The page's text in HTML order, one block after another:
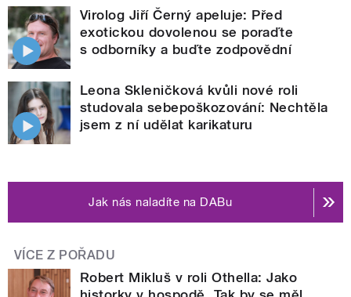
Virolog Jiří Černý apeluje: Před
exotickou dovolenou se poraďte
s odborníky a buďte zodpovědní
Leona Skleničková kvůli nové roli
studovala sebepoškozování: Nechtěla
jsem z ní udělat karikaturu
Jak nás naladíte na DABu
VÍCE Z POŘADU
Robert Mikluš v roli Othella: Jako